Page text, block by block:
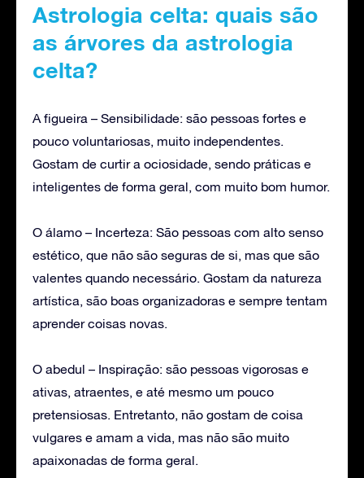
Astrologia celta: quais são
as árvores da astrologia
celta?
A figueira – Sensibilidade: são pessoas fortes e
pouco voluntariosas, muito independentes.
Gostam de curtir a ociosidade, sendo práticas e
inteligentes de forma geral, com muito bom humor.
O álamo – Incerteza: São pessoas com alto senso
estético, que não são seguras de si, mas que são
valentes quando necessário. Gostam da natureza
artística, são boas organizadoras e sempre tentam
aprender coisas novas.
O abedul – Inspiração: são pessoas vigorosas e
ativas, atraentes, e até mesmo um pouco
pretensiosas. Entretanto, não gostam de coisa
vulgares e amam a vida, mas não são muito
apaixonadas de forma geral.